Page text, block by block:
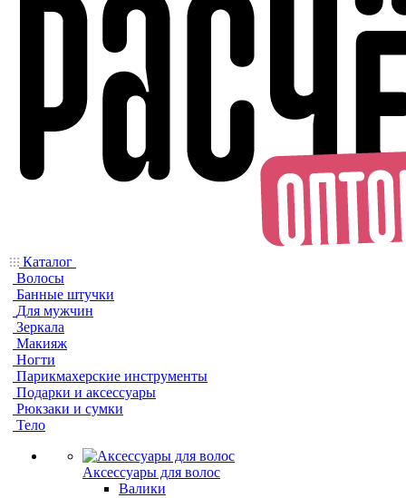
Каталог
Волосы
Банные штучки
Для мужчин
Зеркала
Макияж
Ногти
Парикмахерские инструменты
Подарки и аксессуары
Рюкзаки и сумки
Тело
Аксессуары для волос
Валики